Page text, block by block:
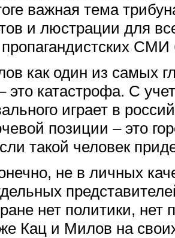
важная тема
и люстрации для
пропагандистских
как один из самых
это катастрофа. С
играет в
позиции – это
такой человек
не в личных
нет политики, нет
Кац и Милов на